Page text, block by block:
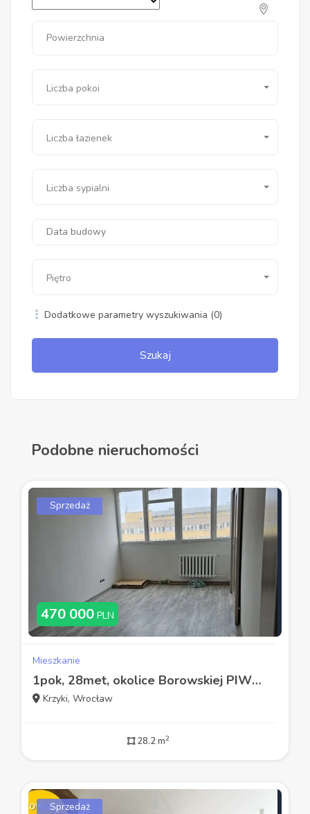
Powierzchnia
Liczba pokoi
Liczba łazienek
Liczba sypialni
Piętro
Dodatkowe parametry wyszukiwania (0)
Szukaj
Podobne nieruchomości
Sprzedaż
470 000 PLN
Mieszkanie
1pok, 28met, okolice Borowskiej PIWNICA/WINDA/PARKING (Wrocław)
Krzyki, Wrocław
28.2 m2
Sprzedaż